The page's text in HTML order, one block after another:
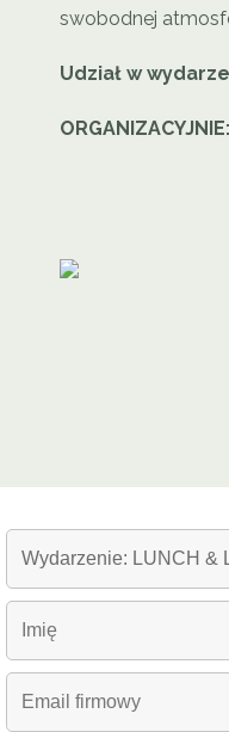
swobodnej
Udział w
ORGANIZACYJNIE: